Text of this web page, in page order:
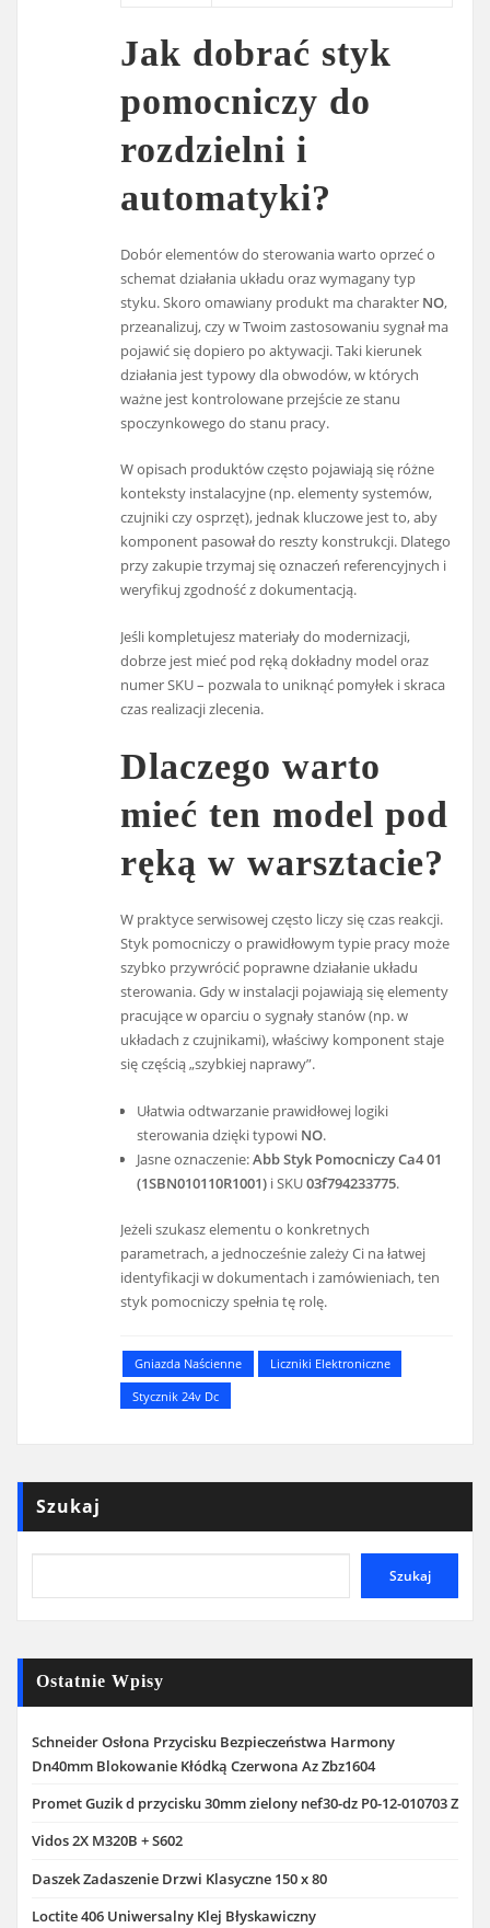
Jak dobrać styk
pomocniczy do
rozdzielni i
automatyki?
Dobór elementów do sterowania warto oprzeć o
schemat działania układu oraz wymagany typ
styku. Skoro omawiany produkt ma charakter NO,
przeanalizuj, czy w Twoim zastosowaniu sygnał ma
pojawić się dopiero po aktywacji. Taki kierunek
działania jest typowy dla obwodów, w których
ważne jest kontrolowane przejście ze stanu
spoczynkowego do stanu pracy.
W opisach produktów często pojawiają się różne
konteksty instalacyjne (np. elementy systemów,
czujniki czy osprzęt), jednak kluczowe jest to, aby
komponent pasował do reszty konstrukcji. Dlatego
przy zakupie trzymaj się oznaczeń referencyjnych i
weryfikuj zgodność z dokumentacją.
Jeśli kompletujesz materiały do modernizacji,
dobrze jest mieć pod ręką dokładny model oraz
numer SKU – pozwala to uniknąć pomyłek i skraca
czas realizacji zlecenia.
Dlaczego warto
mieć ten model pod
ręką w warsztacie?
W praktyce serwisowej często liczy się czas reakcji.
Styk pomocniczy o prawidłowym typie pracy może
szybko przywrócić poprawne działanie układu
sterowania. Gdy w instalacji pojawiają się elementy
pracujące w oparciu o sygnały stanów (np. w
układach z czujnikami), właściwy komponent staje
się częścią „szybkiej naprawy”.
Ułatwia odtwarzanie prawidłowej logiki
sterowania dzięki typowi NO.
Jasne oznaczenie:Abb Styk Pomocniczy Ca4 01
(1SBN010110R1001)i SKU03f794233775.
Jeżeli szukasz elementu o konkretnych
parametrach, a jednocześnie zależy Ci na łatwej
identyfikacji w dokumentach i zamówieniach, ten
styk pomocniczy spełnia tę rolę.
Gniazda Naścienne
Liczniki Elektroniczne
Stycznik 24v Dc
Szukaj
Szukaj
Ostatnie Wpisy
Schneider Osłona Przycisku Bezpieczeństwa Harmony
Dn40mm Blokowanie Kłódką Czerwona Az Zbz1604
Promet Guzik d przycisku 30mm zielony nef30-dz P0-12-010703 Z
Vidos 2X M320B + S602
Daszek Zadaszenie Drzwi Klasyczne 150 x 80
Loctite 406 Uniwersalny Klej Błyskawiczny